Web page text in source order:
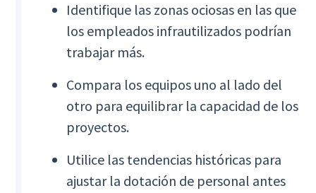
Identifique las zonas ociosas en las que
los empleados infrautilizados podrían
trabajar más.
Compara los equipos uno al lado del
otro para equilibrar la capacidad de los
proyectos.
Utilice las tendencias históricas para
ajustar la dotación de personal antes